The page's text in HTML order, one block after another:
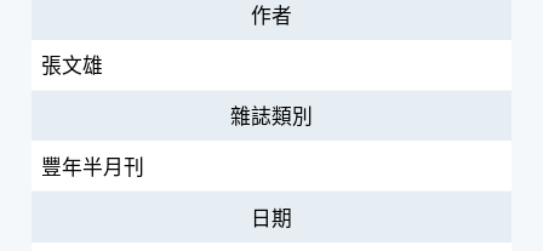
作者
張文雄
雜誌類別
豐年半月刊
日期